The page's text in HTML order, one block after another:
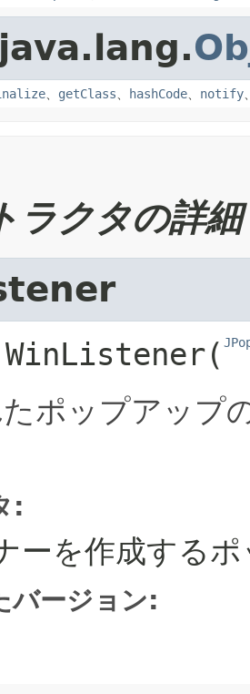
java.lang.
、 getClass、 hashCode、 notify
ラクタの詳細
WinListener​(
ポップアップ
:
ーを作成する
バージョン: